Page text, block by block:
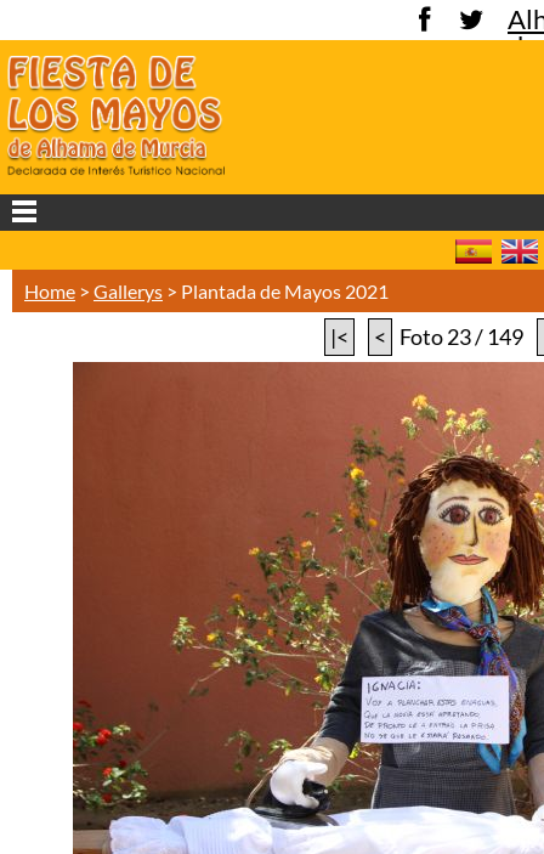
de
Home > Gallerys > Plantada de Mayos 2021
|< < Foto 23 / 149